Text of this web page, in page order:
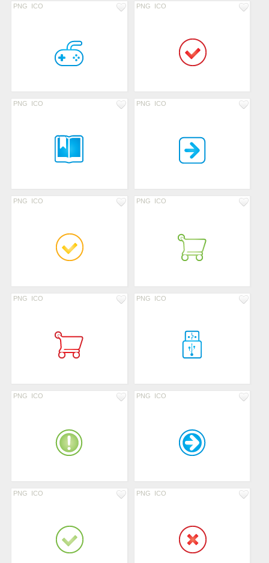
PNG ICO PNG ICO
PNG ICO PNG ICO
PNG ICO PNG ICO
PNG ICO PNG ICO
PNG ICO PNG ICO
PNG ICO PNG ICO